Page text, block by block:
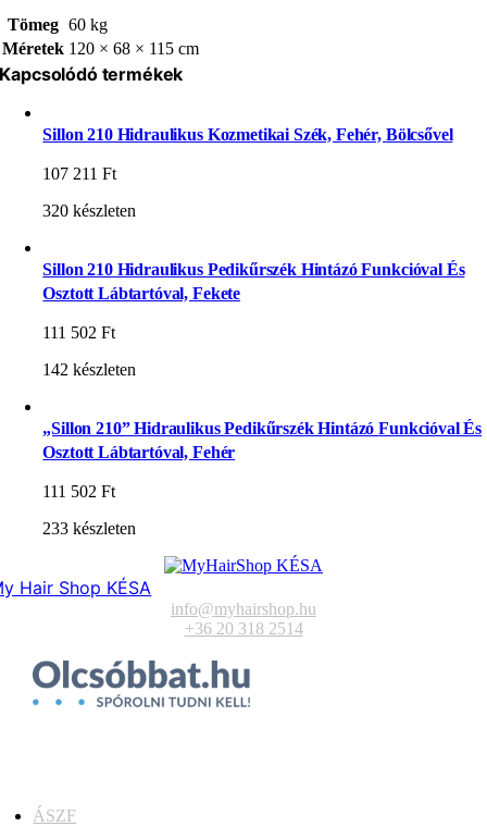
Tömeg 60 kg
Méretek 120 × 68 × 115 cm
Kapcsolódó termékek
Sillon 210 Hidraulikus Kozmetikai Szék, Fehér, Bölcsővel
107 211Ft
320 készleten
Sillon 210 Hidraulikus Pedikűrszék Hintázó Funkcióval És
Osztott Lábtartóval, Fekete
111 502Ft
142 készleten
„Sillon 210” Hidraulikus Pedikűrszék Hintázó Funkcióval És
Osztott Lábtartóval, Fehér
111 502Ft
233 készleten
Hair Shop KÉSA
info@myhairshop.hu
+36 20 318 2514
ÁSZF